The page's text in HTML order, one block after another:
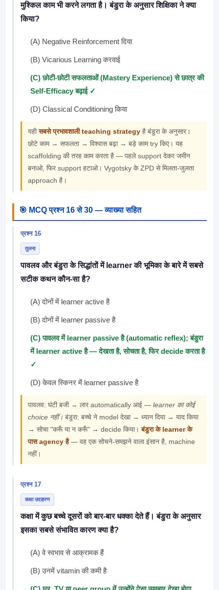
मुश्किल काम भी करने लगता है। बंडुरा के अनुसार शिक्षिका ने क्या
किया?
(A) Negative Reinforcement दिया
(B) Vicarious Learning करवाई
(C) छोटी-छोटी सफलताओं (Mastery Experience) से छात्र की
Self-Efficacy बढ़ाई ✓
(D) Classical Conditioning किया
यहीसबसे प्रभावशाली teaching strategy है बंडुरा के अनुसार।
छोटे काम → सफलता → विश्वास बढ़ा → बड़े काम try किए। यह
scaffolding की तरह काम करता है — पहले support देकर जमीन
बनाओ, फिर support हटाओ। Vygotsky के ZPD से मिलता-जुलता
approach है।
🎯 MCQ प्रश्न 16 से 30 — व्याख्या सहित
प्रश्न 16
तुलना
पावलव और बंडुरा के सिद्धांतों में learner की भूमिका के बारे में सबसे
सटीक कथन कौन-सा है?
(A) दोनों में learner active है
(B) दोनों में learner passive है
(C) पावलव में learner passive है (automatic reflex); बंडुरा
में learner active है — देखता है, सोचता है, फिर decide करता है
✓
(D) केवल स्किनर में learner passive है
पावलव: घंटी बजी → लार automatically आई — learner का कोई
choice नहीं। बंडुरा: बच्चे ने model देखा → ध्यान दिया → याद किया
→ सोचा "करूँ या न करूँ" → decide किया।बंडुरा के learner के
पास agency है— वह एक सोचने-समझने वाला इंसान है, machine
नहीं।
प्रश्न 17
कक्षा उदाहरण
कक्षा में कुछ बच्चे दूसरों को बार-बार धक्का देते हैं। बंडुरा के अनुसार
इसका सबसे संभावित कारण क्या है?
(A) वे स्वभाव से आक्रामक हैं
(B) उनमें vitamin की कमी है